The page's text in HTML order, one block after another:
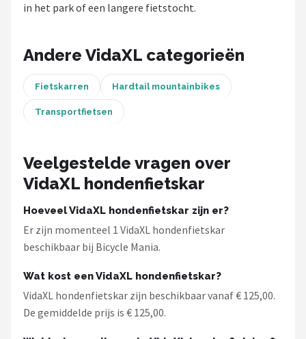
Basil
Volare
ABUS
AXA
BBB Cycling
Schwalbe
Voltano
Shimano
Cortina
in het park of een langere fietstocht.
Andere VidaXL categorieën
Fietskarren Hardtail mountainbikes
Transportfietsen
Veelgestelde vragen over
VidaXL hondenfietskar
Hoeveel VidaXL hondenfietskar zijn er?
Er zijn momenteel 1 VidaXL hondenfietskar
beschikbaar bij Bicycle Mania.
Wat kost een VidaXL hondenfietskar?
VidaXL hondenfietskar zijn beschikbaar vanaf € 125,00.
De gemiddelde prijs is € 125,00.